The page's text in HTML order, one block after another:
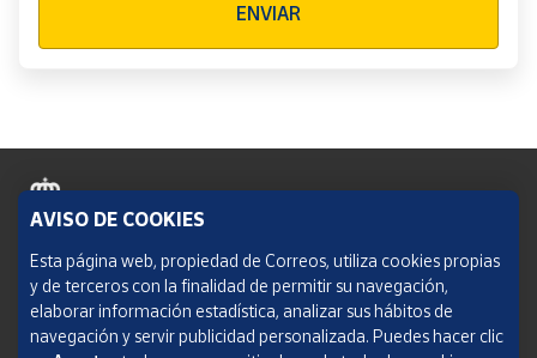
ENVIAR
Política de cookies
Aviso legal
Condiciones del servicio
AVISO DE COOKIES
Esta página web, propiedad de Correos, utiliza cookies propias
y de terceros con la finalidad de permitir su navegación,
elaborar información estadística, analizar sus hábitos de
navegación y servir publicidad personalizada. Puedes hacer clic